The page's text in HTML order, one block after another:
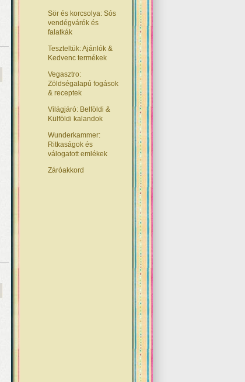
Sör és korcsolya: Sós
vendégvárók és
falatkák
Teszteltük: Ajánlók &
Kedvenc termékek
Vegasztro:
Zöldségalapú fogások
& receptek
Világjáró: Belföldi &
Külföldi kalandok
Wunderkammer:
Ritkaságok és
válogatott emlékek
Záróakkord